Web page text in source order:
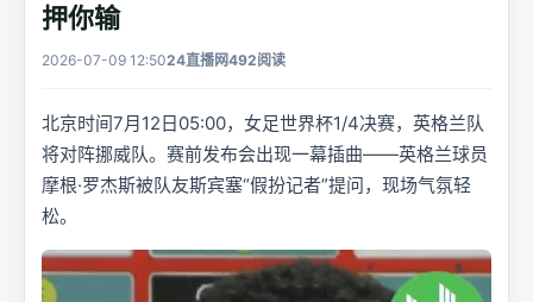
押你输
2026-07-09 12:5024直播网492阅读
北京时间7月12日05:00，女足世界杯1/4决赛，英格兰队
将对阵挪威队。赛前发布会出现一幕插曲——英格兰球员
摩根·罗杰斯被队友斯宾塞“假扮记者”提问，现场气氛轻
松。